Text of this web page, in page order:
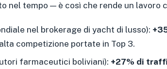
nel tempo — è così che rende un lavoro
nel brokerage di yacht di lusso):
competizione portate in Top 3.
farmaceutici boliviani): +27% di